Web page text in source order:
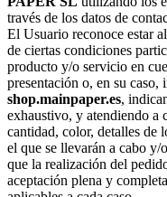
través de los datos de
El Usuario reconoce estar
de ciertas condiciones
producto y/o servicio en
presentación o, en su caso,
shop.mainpaper.es,
exhaustivo, y atendiendo a
cantidad, color, detalles de
el que se llevarán a cabo y/
que la realización del
aceptación plena y